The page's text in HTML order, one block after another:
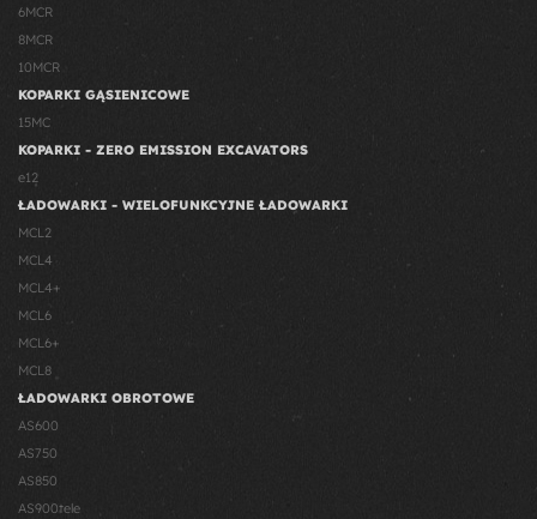
6MCR
8MCR
10MCR
KOPARKI GĄSIENICOWE
15MC
KOPARKI - ZERO EMISSION EXCAVATORS
e12
ŁADOWARKI - WIELOFUNKCYJNE ŁADOWARKI
MCL2
MCL4
MCL4+
MCL6
MCL6+
MCL8
ŁADOWARKI OBROTOWE
AS600
AS750
AS850
AS900tele